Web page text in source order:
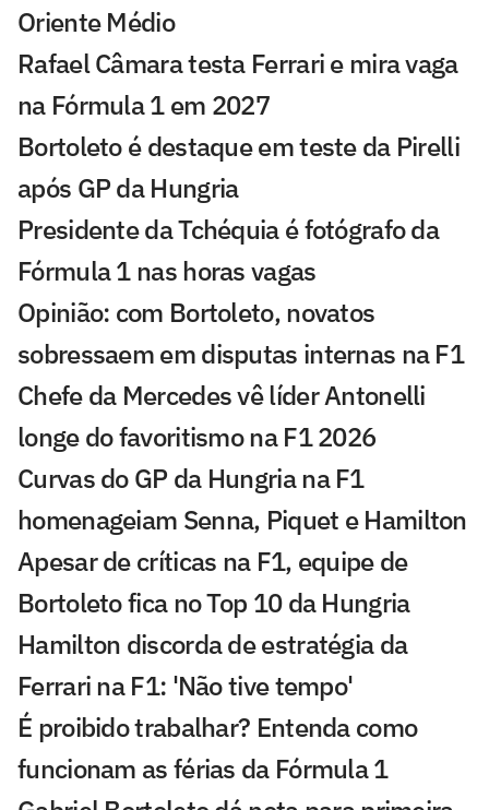
Oriente Médio
Rafael Câmara testa Ferrari e mira vaga
na Fórmula 1 em 2027
Bortoleto é destaque em teste da Pirelli
após GP da Hungria
Presidente da Tchéquia é fotógrafo da
Fórmula 1 nas horas vagas
Opinião: com Bortoleto, novatos
sobressaem em disputas internas na F1
Chefe da Mercedes vê líder Antonelli
longe do favoritismo na F1 2026
Curvas do GP da Hungria na F1
homenageiam Senna, Piquet e Hamilton
Apesar de críticas na F1, equipe de
Bortoleto fica no Top 10 da Hungria
Hamilton discorda de estratégia da
Ferrari na F1: 'Não tive tempo'
É proibido trabalhar? Entenda como
funcionam as férias da Fórmula 1